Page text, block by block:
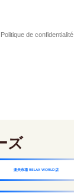
Politique de confidentialité
ズ
楽天市場 RELAX WORLD店